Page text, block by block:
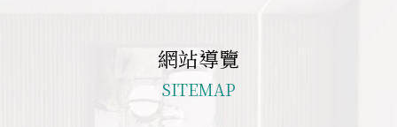
網站導覽
SITEMAP